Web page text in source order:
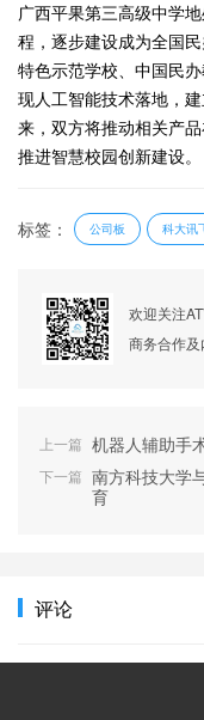
广西平果第三高级中学
程，逐步建设成为全国
特色示范学校、中国民
现人工智能技术落地，
来，双方将推动相关产
推进智慧校园创新建设。
标签： 公司板 科大讯
欢迎关注
商务合作
上一篇 机器人辅助手
下一篇 南方科技大学
育
评论